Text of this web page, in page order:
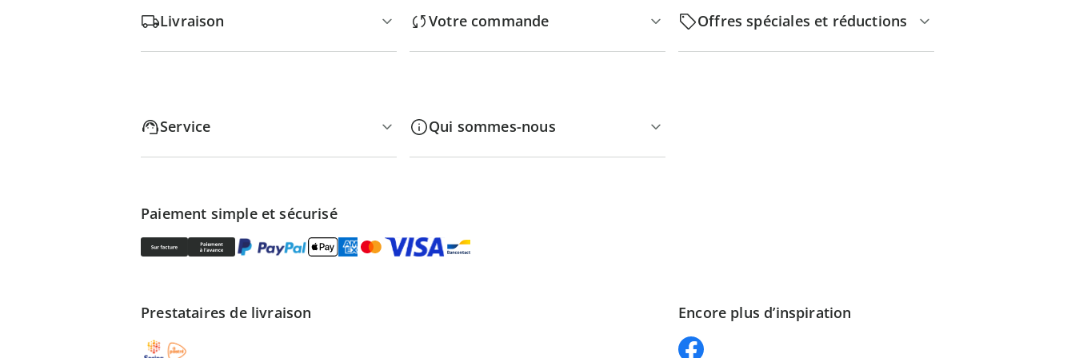
Livraison Votre commande Offres spéciales et réductions
Service Qui sommes-nous
Paiement simple et sécurisé
Prestataires de livraison Encore plus d’inspiration